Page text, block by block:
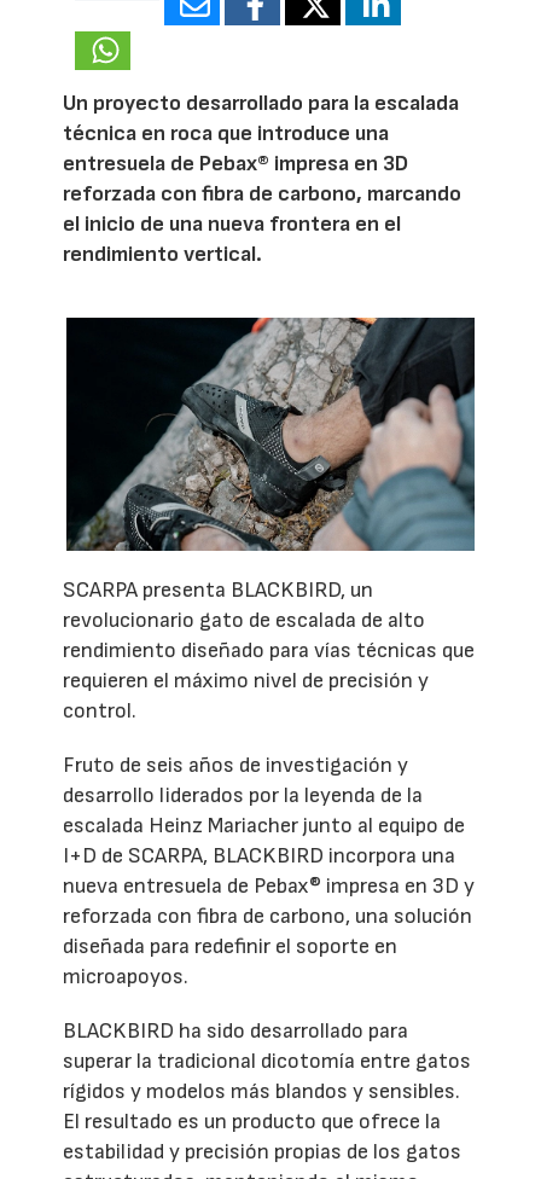
18653
Un proyecto desarrollado para la escalada
técnica en roca que introduce una
entresuela de Pebax® impresa en 3D
reforzada con fibra de carbono, marcando
el inicio de una nueva frontera en el
rendimiento vertical.
SCARPA presenta BLACKBIRD, un
revolucionario gato de escalada de alto
rendimiento diseñado para vías técnicas que
requieren el máximo nivel de precisión y
control.
Fruto de seis años de investigación y
desarrollo liderados por la leyenda de la
escalada Heinz Mariacher junto al equipo de
I+D de SCARPA, BLACKBIRD incorpora una
nueva entresuela de Pebax® impresa en 3D y
reforzada con fibra de carbono, una solución
diseñada para redefinir el soporte en
microapoyos.
BLACKBIRD ha sido desarrollado para
superar la tradicional dicotomía entre gatos
rígidos y modelos más blandos y sensibles.
El resultado es un producto que ofrece la
estabilidad y precisión propias de los gatos